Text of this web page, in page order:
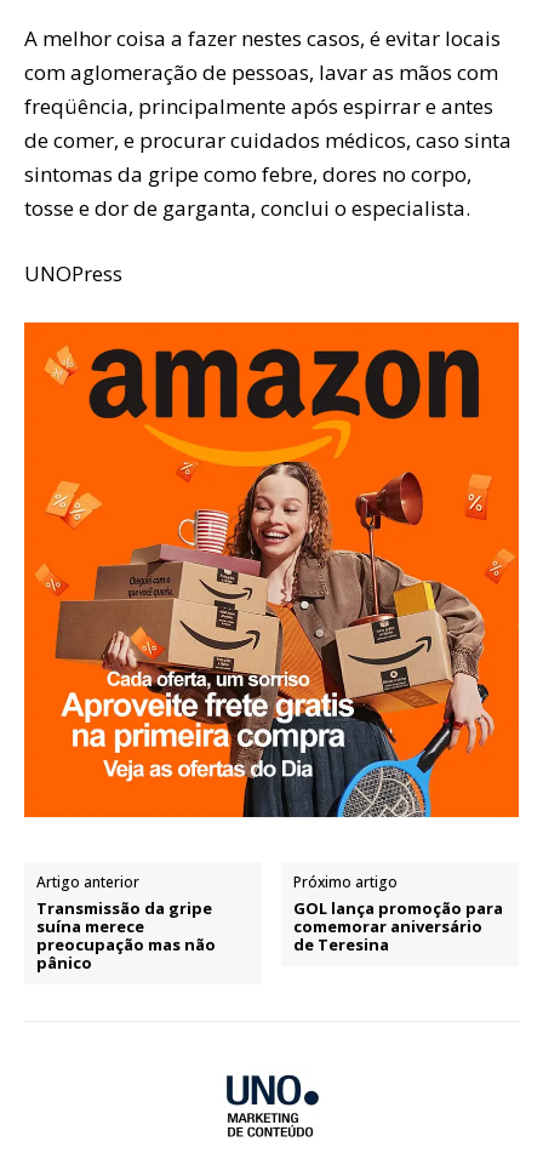
A melhor coisa a fazer nestes casos, é evitar locais
com aglomeração de pessoas, lavar as mãos com
freqüência, principalmente após espirrar e antes
de comer, e procurar cuidados médicos, caso sinta
sintomas da gripe como febre, dores no corpo,
tosse e dor de garganta, conclui o especialista.
UNOPress
Artigo anterior
Transmissão da gripe
suína merece
preocupação mas não
pânico
Próximo artigo
GOL lança promoção para
comemorar aniversário
de Teresina